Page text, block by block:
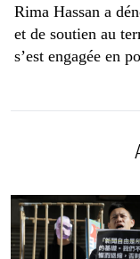
Rima Hassan a
et de soutien au
s’est engagée en